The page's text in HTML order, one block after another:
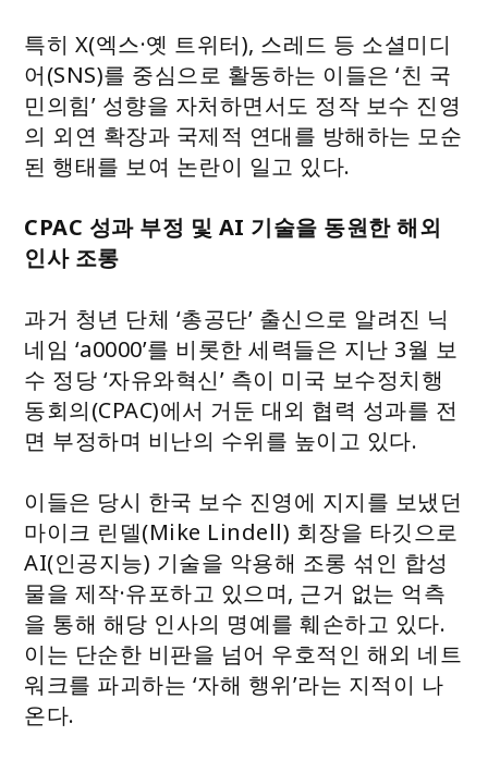
특히 X(엑스·옛 트위터), 스레드 등 소셜미디
어(SNS)를 중심으로 활동하는 이들은 ‘친 국
민의힘’ 성향을 자처하면서도 정작 보수 진영
의 외연 확장과 국제적 연대를 방해하는 모순
된 행태를 보여 논란이 일고 있다.
CPAC 성과 부정 및 AI 기술을 동원한 해외
인사 조롱
과거 청년 단체 ‘총공단’ 출신으로 알려진 닉
네임 ‘a0000’를 비롯한 세력들은 지난 3월 보
수 정당 ‘자유와혁신’ 측이 미국 보수정치행
동회의(CPAC)에서 거둔 대외 협력 성과를 전
면 부정하며 비난의 수위를 높이고 있다.
이들은 당시 한국 보수 진영에 지지를 보냈던
마이크 린델(Mike Lindell) 회장을 타깃으로
AI(인공지능) 기술을 악용해 조롱 섞인 합성
물을 제작·유포하고 있으며, 근거 없는 억측
을 통해 해당 인사의 명예를 훼손하고 있다.
이는 단순한 비판을 넘어 우호적인 해외 네트
워크를 파괴하는 ‘자해 행위’라는 지적이 나
온다.